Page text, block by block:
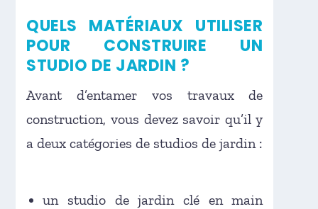
QUELS MATÉRIAUX UTILISER
POUR CONSTRUIRE UN
STUDIO DE JARDIN ?
Avant d’entamer vos travaux de
construction, vous devez savoir qu’il y
a deux catégories de studios de jardin :
un studio de jardin clé en main